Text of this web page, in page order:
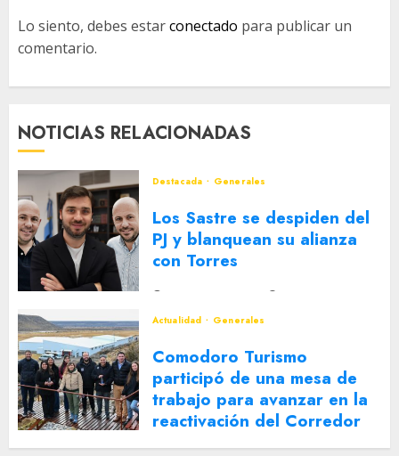
Lo siento, debes estarconectado para publicar un
comentario.
NOTICIAS RELACIONADAS
Destacada Generales
Los Sastre se despiden del
PJ y blanquean su alianza
con Torres
Actualidad
Generales
Comodoro Turismo
participó de una mesa de
trabajo para avanzar en la
reactivación del Corredor
Turístico Integrado